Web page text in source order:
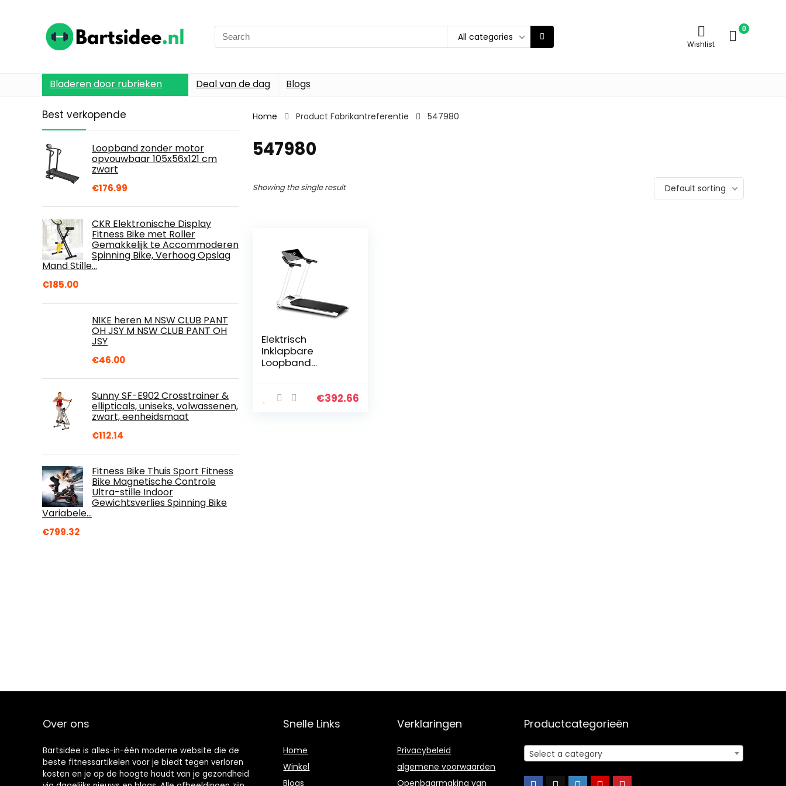
Search
for:
All categories
Wishlist
0
Bladeren door rubrieken Deal van de dag Blogs
Best verkopende
Loopband zonder motor
opvouwbaar 105x56x121 cm
zwart
€176.99
CKR Elektronische Display
Fitness Bike met Roller
Gemakkelijk te Accommoderen
Spinning Bike, Verhoog Opslag
Mand Stille…
€185.00
NIKE heren M NSW CLUB PANT
OH JSY M NSW CLUB PANT OH
JSY
€46.00
Sunny SF-E902 Crosstrainer &
ellipticals, uniseks, volwassenen,
zwart, eenheidsmaat
€112.14
Fitness Bike Thuis Sport Fitness
Bike Magnetische Controle
Ultra-stille Indoor
Gewichtsverlies Spinning Bike
Variabele…
€799.32
Home Product Fabrikantreferentie 547980
547980
Showing the single result Default sorting
Elektrisch
Inklapbare
Loopband
Stille Elektrische
€392.66
Over ons
Bartsidee is alles-in-één moderne website die de
beste fitnessartikelen voor je biedt tegen verloren
kosten en je op de hoogte houdt van je gezondheid
Snelle Links
Home
Winkel
Blogs
Verklaringen
Privacybeleid
algemene voorwaarden
Openbaarmaking van
Productcategorieën
Select a category